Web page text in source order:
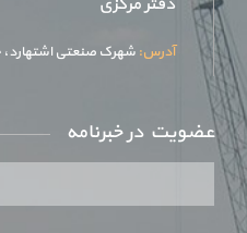
آدرس: شهرک صنعتی اشتهارد،
عضويت در خبرنامه